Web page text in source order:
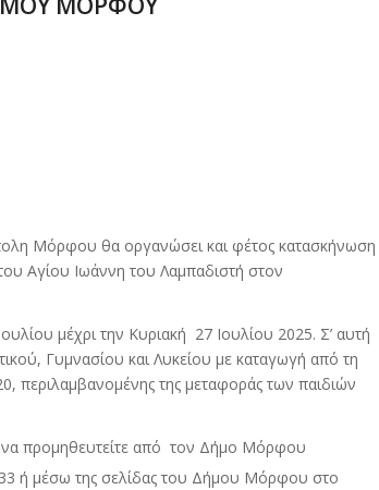
Μόρφου θα οργανώσει και φέτος κατασκήνωση
Αγίου Ιωάννη του Λαμπαδιστή στον
μέχρι την Κυριακή 27 Ιουλίου 2025. Σ’ αυτή
Γυμνασίου και Λυκείου με καταγωγή από τη
περιλαμβανομένης της μεταφοράς των παιδιών
να προμηθευτείτε από τον Δήμο Μόρφου
ή μέσω της σελίδας του Δήμου Μόρφου στο